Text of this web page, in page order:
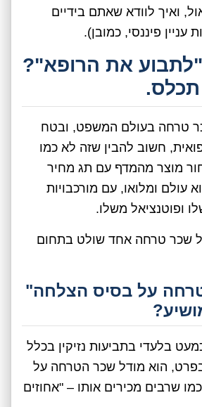
ואיך לוודא שאתם בידיים
עניין פיננסי, כמובן).
את הרופא"?
טרחה בעולם המשפט, ובטח
חשוב להבין שזה לא כמו
מוצר מהמדף עם תג מחיר
עולם ומלואו, עם מורכבויות
ופוטנציאל משלו.
שכר טרחה אחד שולט בתחום
על בסיס הצלחה"
בלעדי בתביעות נזיקין בכלל
בפרט, הוא מודל שכר הטרחה על
שרבים מכירים אותו – "אחוזים